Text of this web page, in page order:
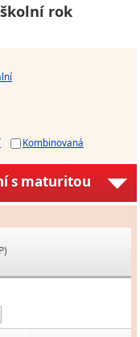
rok
Kombinovaná
s maturitou